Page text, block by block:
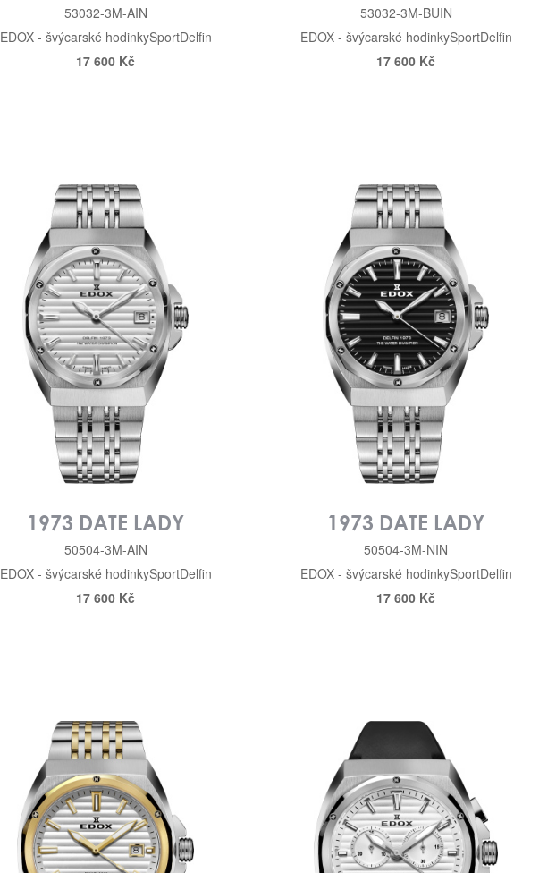
53032-3M-AIN
EDOX - švýcarské hodinkySportDelfin
17 600 Kč
53032-3M-BUIN
EDOX - švýcarské hodinkySportDelfin
17 600 Kč
1973 DATE LADY
50504-3M-AIN
EDOX - švýcarské hodinkySportDelfin
17 600 Kč
1973 DATE LADY
50504-3M-NIN
EDOX - švýcarské hodinkySportDelfin
17 600 Kč